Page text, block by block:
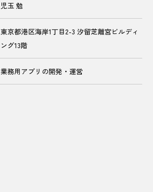
児玉 勉
東京都港区海岸1丁目2-3 汐留芝離宮ビルディ
ング13階
業務用アプリの開発・運営